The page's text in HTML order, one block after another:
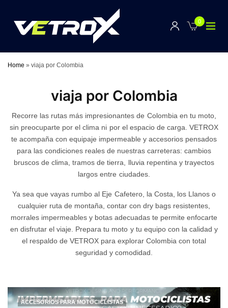
0
Home »viaja por Colombia
viaja por Colombia
Recorre las rutas más impresionantes de Colombia en tu moto,
sin preocuparte por el clima ni por el espacio de carga. VETROX
te acompaña con equipaje impermeable y accesorios pensados
para las condiciones reales de nuestras carreteras: cambios
bruscos de clima, tramos de tierra, lluvia repentina y trayectos
largos entre ciudades.
Ya sea que vayas rumbo al Eje Cafetero, la Costa, los Llanos o
cualquier ruta de montaña, contar con dry bags resistentes,
morrales impermeables y botas adecuadas te permite enfocarte
en disfrutar el viaje. Prepara tu moto y tu equipo con la calidad y
el respaldo de VETROX para explorar Colombia con total
seguridad y comodidad.
ACCESORIOS PARA MOTOCICLISTAS